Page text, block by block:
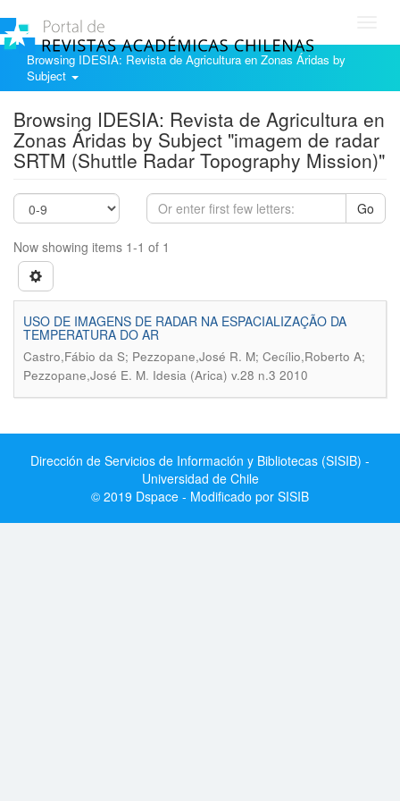
Browsing IDESIA: Revista de Agricultura en Zonas Áridas by
Subject
Browsing IDESIA: Revista de Agricultura en
Zonas Áridas by Subject "imagem de radar
SRTM (Shuttle Radar Topography Mission)"
Go
Now showing items 1-1 of 1
USO DE IMAGENS DE RADAR NA ESPACIALIZAÇÃO DA
TEMPERATURA DO AR
Castro,Fábio da S; Pezzopane,José R. M; Cecílio,Roberto A;
Pezzopane,José E. M. Idesia (Arica) v.28 n.3 2010
Dirección de Servicios de Información y Bibliotecas (SISIB) -
Universidad de Chile
© 2019 Dspace - Modificado por SISIB